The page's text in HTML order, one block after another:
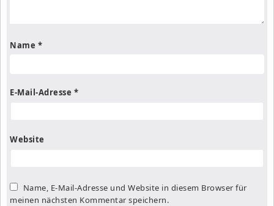
Name *
E-Mail-Adresse *
Website
Name, E-Mail-Adresse und Website in diesem Browser für
meinen nächsten Kommentar speichern.